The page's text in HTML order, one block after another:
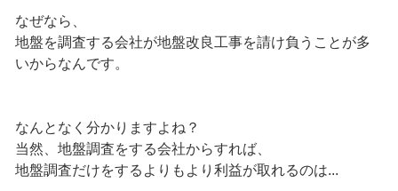
なぜなら、
地盤を調査する会社が地盤改良工事を請け負うことが多
いからなんです。
なんとなく分かりますよね？
当然、地盤調査をする会社からすれば、
地盤調査だけをするよりもより利益が取れるのは...